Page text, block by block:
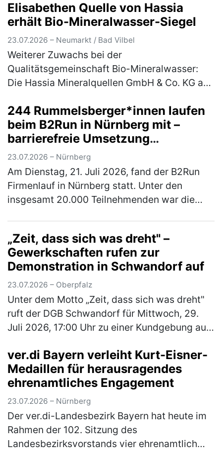
Sommerferienbeginns nächste Woche mit
dem Aut…(mehr)
Elisabethen Quelle von Hassia
erhält Bio-Mineralwasser-Siegel
23.07.2026 – Neumarkt / Bad Vilbel
Weiterer Zuwachs bei der
Qualitätsgemeinschaft Bio-Mineralwasser:
Die Hassia Mineralquellen GmbH & Co. KG aus
Mineralwassermarke „Elisabethen Quelle“ das
begehrte…(mehr)
244 Rummelsberger*innen laufen
beim B2Run in Nürnberg mit –
barrierefreie Umsetzung
ermöglichte Rollstuhlfahrer*innen
Teilnahme am Firmenlauf
23.07.2026 – Nürnberg
Am Dienstag, 21. Juli 2026, fand der B2Run
Firmenlauf in Nürnberg statt. Unter den
insgesamt 20.000 Teilnehmenden war die
star…(mehr)
„Zeit, dass sich was dreht" –
Gewerkschaften rufen zur
Demonstration in Schwandorf auf
23.07.2026 – Oberpfalz
Unter dem Motto „Zeit, dass sich was dreht"
ruft der DGB Schwandorf für Mittwoch, 29.
Juli 2026, 17:00 Uhr zu einer Kundgebung auf
Mittelpunkt stehen die Sorgen der B…(mehr)
ver.di Bayern verleiht Kurt-Eisner-
Medaillen für herausragendes
ehrenamtliches Engagement
23.07.2026 – Nürnberg
Der ver.di-Landesbezirk Bayern hat heute im
Rahmen der 102. Sitzung des
Landesbezirksvorstands vier ehrenamtlich